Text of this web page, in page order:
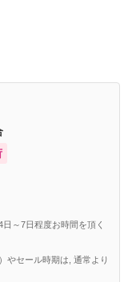
～7日程度お時間を頂く
やセール時期は, 通常より